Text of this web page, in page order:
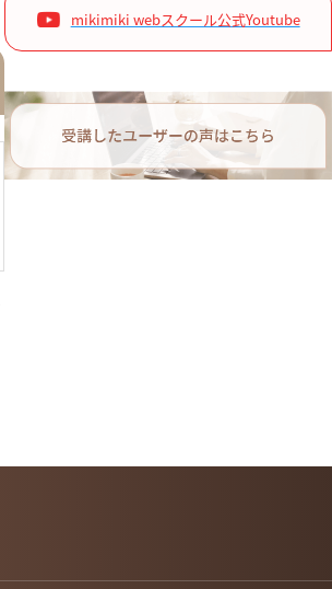
mikimiki webスクール公式Youtube